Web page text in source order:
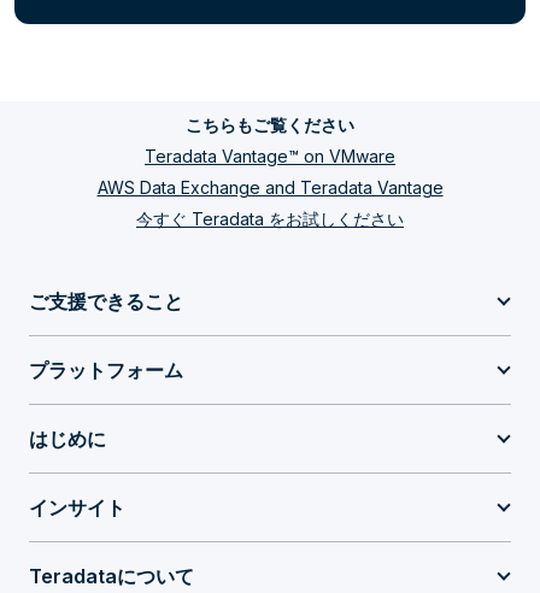
こちらもご覧ください
Teradata Vantage™ on VMware
AWS Data Exchange and Teradata Vantage
今すぐ Teradata をお試しください
ご支援できること
プラットフォーム
はじめに
インサイト
Teradataについて